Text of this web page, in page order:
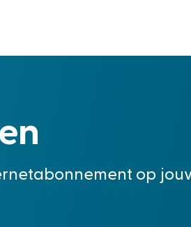
op